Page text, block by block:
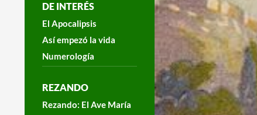
DE INTERÉS
El Apocalipsis
Así empezó la vida
Numerología
REZANDO
Rezando: El Ave María